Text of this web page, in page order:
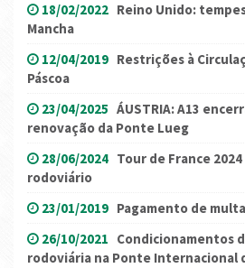
18/02/2022 Reino Unido:
Mancha
12/04/2019 Restrições à
Páscoa
23/04/2025 ÁUSTRIA: A13
renovação da Ponte Lueg
28/06/2024 Tour de France
rodoviário
23/01/2019 Pagamento de
26/10/2021 Condicionamentos
rodoviária na Ponte Internacional